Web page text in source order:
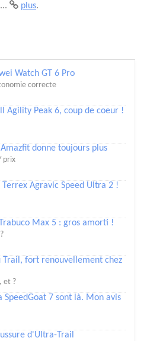
plus.
Watch GT 6 Pro
correcte
Agility Peak 6, coup de coeur !
donne toujours plus
prix
Agravic Speed Ultra 2 !
Max 5 : gros amorti !
Trail, fort renouvellement chez
et ?
SpeedGoat 7 sont là. Mon avis
d'Ultra-Trail